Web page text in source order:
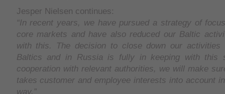
Jesper Nielsen continues:
“In recent years, we have pursued a strategy of
core markets and have also reduced our Baltic
with this. The decision to close down our activities
Baltics and in Russia is fully in keeping with this
cooperation with relevant authorities, we will make
takes customer and employee interests into account
way.”